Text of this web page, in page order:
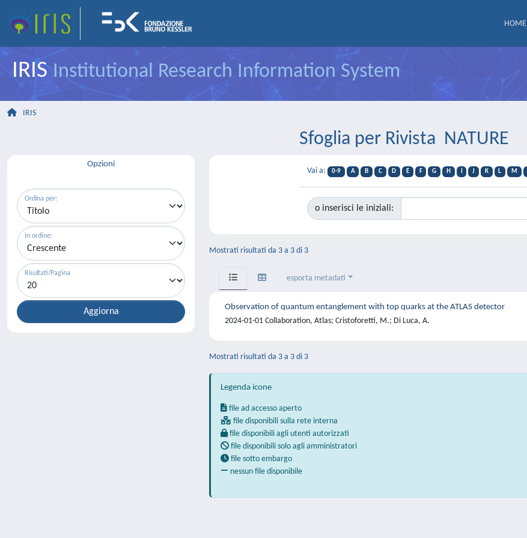
HOME
IRISInstitutional Research Information System
IRIS
Sfoglia per Rivista NATURE
Opzioni
Ordina per:
In ordine:
Risultati/Pagina
Vai a: 0-9 A B C D E F G H J K L M
o inserisci le iniziali:
Mostrati risultati da 3 a 3 di 3
esporta metadati
Observation of quantum entanglement with top quarks at the ATLAS detector
2024-01-01 Collaboration, Atlas; Cristoforetti, M.; Di Luca, A.
Mostrati risultati da 3 a 3 di 3
Legenda icone
file ad accesso aperto
file disponibili sulla rete interna
file disponibili agli utenti autorizzati
file disponibili solo agli amministratori
file sotto embargo
nessun file disponibile